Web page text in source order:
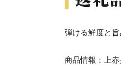
弾ける鮮度と旨
商品情報：上赤